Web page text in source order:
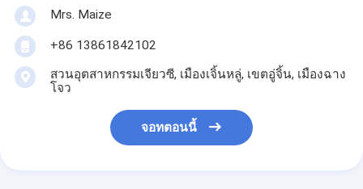
Mrs. Maize
+86 13861842102
สวนอุตสาหกรรมเจียวซี, เมืองเจิ้นหลู่, เขตอู่จิ้น, เมืองฉาง
โจว
จอทตอนนี้